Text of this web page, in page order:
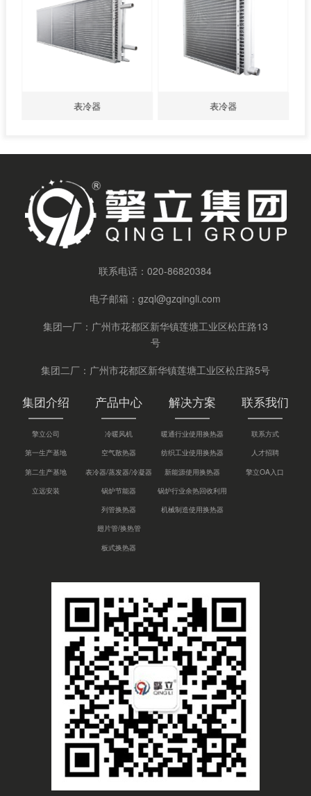
表冷器 表冷器
联系电话：020-86820384
电子邮箱：gzql@gzqingli.com
集团一厂：广州市花都区新华镇莲塘工业区松庄路13
号
集团二厂：广州市花都区新华镇莲塘工业区松庄路5号
集团介绍
擎立公司
第一生产基地
第二生产基地
立远安装
产品中心
冷暖风机
空气散热器
表冷器/蒸发器/冷凝器
锅炉节能器
列管换热器
翅片管/换热管
板式换热器
解决方案
暖通行业使用换热器
纺织工业使用换热器
新能源使用换热器
锅炉行业余热回收利用
机械制造使用换热器
联系我们
联系方式
人才招聘
擎立OA入口